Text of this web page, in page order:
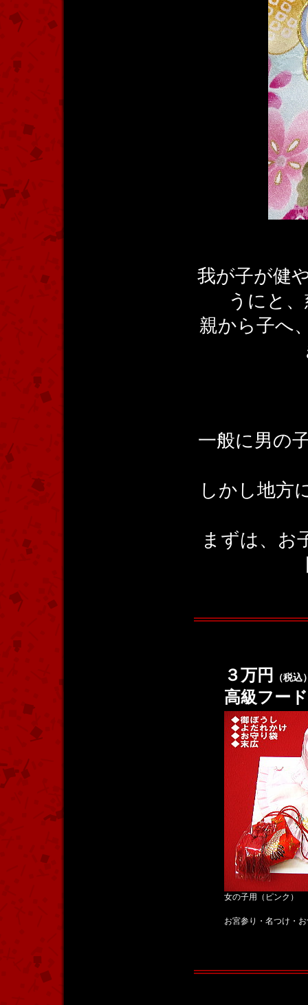
我が子が健
うにと
親から子へ
一般に男の
しかし地方
まずは、お
３万円 （税込
高級フー
女の子用（ピンク）
お宮参り・名つけ・